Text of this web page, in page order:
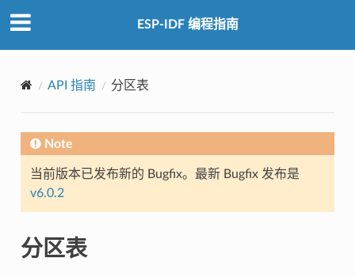
ESP-IDF 编程指南
API 指南 分区表
Note
当前版本已发布新的 Bugfix。最新 Bugfix 发布是
v6.0.2
分区表